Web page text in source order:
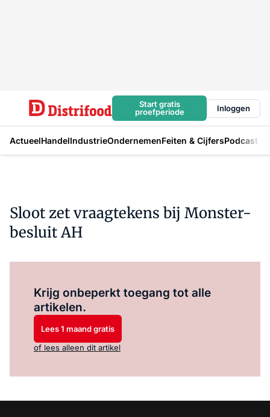
Start gratis
proefperiode
Inloggen
ActueelHandelIndustrieOndernemenFeiten & CijfersPodcast
Sloot zet vraagtekens bij Monster-
besluit AH
Krijg onbeperkt toegang tot alle
artikelen.
Lees 1 maand gratis
of lees alleen dit artikel